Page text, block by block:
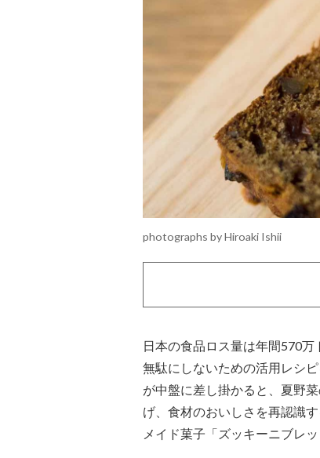
photographs by Hiroaki Ishii
日本の食品ロス量は年間570
無駄にしないための活用レシ
が中盤に差し掛かると、夏野
げ、食材のおいしさを再認識
メイド菓子「ズッキーニブレ